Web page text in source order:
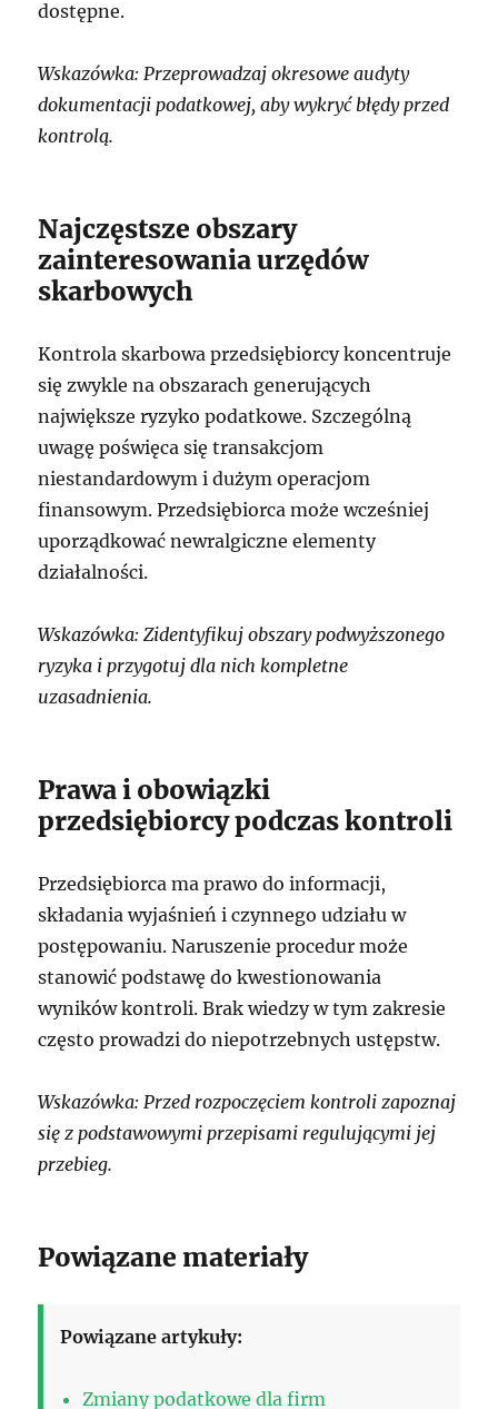
dostępne.
Wskazówka: Przeprowadzaj okresowe audyty
dokumentacji podatkowej, aby wykryć błędy przed
kontrolą.
Najczęstsze obszary
zainteresowania urzędów
skarbowych
Kontrola skarbowa przedsiębiorcy koncentruje
się zwykle na obszarach generujących
największe ryzyko podatkowe. Szczególną
uwagę poświęca się transakcjom
niestandardowym i dużym operacjom
finansowym. Przedsiębiorca może wcześniej
uporządkować newralgiczne elementy
działalności.
Wskazówka: Zidentyfikuj obszary podwyższonego
ryzyka i przygotuj dla nich kompletne
uzasadnienia.
Prawa i obowiązki
przedsiębiorcy podczas kontroli
Przedsiębiorca ma prawo do informacji,
składania wyjaśnień i czynnego udziału w
postępowaniu. Naruszenie procedur może
stanowić podstawę do kwestionowania
wyników kontroli. Brak wiedzy w tym zakresie
często prowadzi do niepotrzebnych ustępstw.
Wskazówka: Przed rozpoczęciem kontroli zapoznaj
się z podstawowymi przepisami regulującymi jej
przebieg.
Powiązane materiały
Powiązane artykuły:
Zmiany podatkowe dla firm